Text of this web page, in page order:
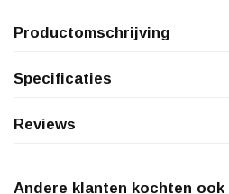
Productomschrijving
Specificaties
Reviews
Andere klanten kochten ook